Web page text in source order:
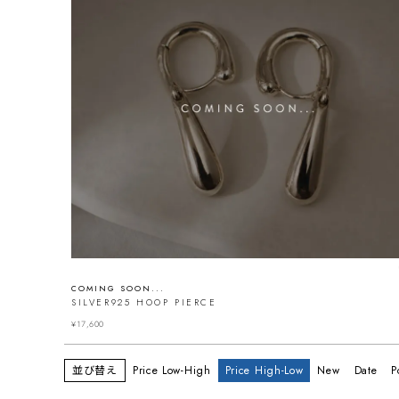
COMING SOON...
SILVER925 HOOP PIERCE
¥17,600
並び替え Price Low-High Price High-Low New Date